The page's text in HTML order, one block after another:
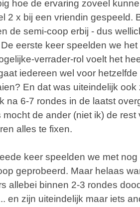
hoe de ervaring zoveel
2 x bij een vriendin gespeeld.
de semi-coop erbij - dus
De eerste keer speelden we
verrader-rol voelt het
iedereen wel voor
En dat was uiteindelijk
na 6-7 rondes in de laatst
mocht de ander (niet ik) de
alles te fixen.
keer speelden we met
geprobeerd. Maar helaas
allebei binnen 2-3 rondes
en zijn uiteindelijk maar iets